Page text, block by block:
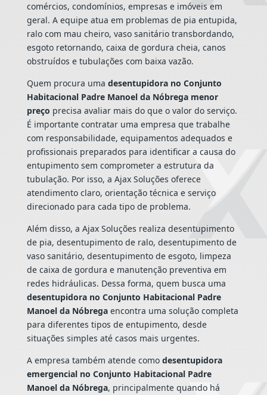
comércios, condomínios, empresas e imóveis em
geral. A equipe atua em problemas de pia entupida,
ralo com mau cheiro, vaso sanitário transbordando,
esgoto retornando, caixa de gordura cheia, canos
obstruídos e tubulações com baixa vazão.
Quem procura uma desentupidora no Conjunto
Habitacional Padre Manoel da Nóbrega menor
preço precisa avaliar mais do que o valor do serviço.
É importante contratar uma empresa que trabalhe
com responsabilidade, equipamentos adequados e
profissionais preparados para identificar a causa do
entupimento sem comprometer a estrutura da
tubulação. Por isso, a Ajax Soluções oferece
atendimento claro, orientação técnica e serviço
direcionado para cada tipo de problema.
Além disso, a Ajax Soluções realiza desentupimento
de pia, desentupimento de ralo, desentupimento de
vaso sanitário, desentupimento de esgoto, limpeza
de caixa de gordura e manutenção preventiva em
redes hidráulicas. Dessa forma, quem busca uma
desentupidora no Conjunto Habitacional Padre
Manoel da Nóbregaencontra uma solução completa
para diferentes tipos de entupimento, desde
situações simples até casos mais urgentes.
A empresa também atende como desentupidora
emergencial no Conjunto Habitacional Padre
Manoel da Nóbrega, principalmente quando há